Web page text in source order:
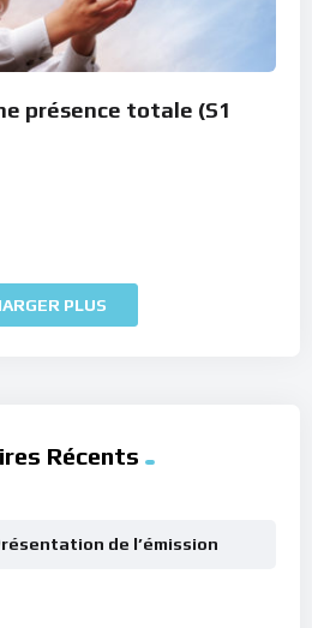
totale (S1
PLUS
Récents
de l’émission